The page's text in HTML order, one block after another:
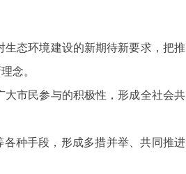
态环境建设的新期待新要求，把推
念。
市民参与的积极性，形成全社会共
种手段，形成多措并举、共同推进